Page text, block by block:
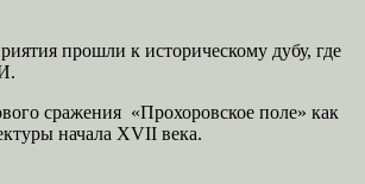
прошли к историческому дубу, где
сражения «Прохоровское поле» как
начала XVII века.